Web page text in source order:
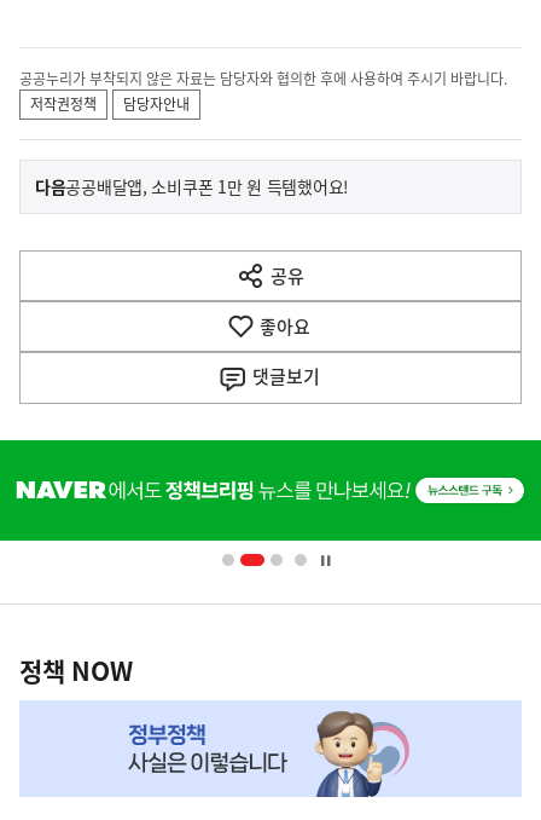
공공누리가 부착되지 않은 자료는 담당자와 협의한 후에 사용하여 주시기 바랍니다.
저작권정책
담당자안내
이
전
다
음
다음기
공공배달앱, 소비쿠폰 1만 원 득템했어요!
공유
열
기
좋아요
댓글보기
단
배
영
책
NOW,
정책 NOW